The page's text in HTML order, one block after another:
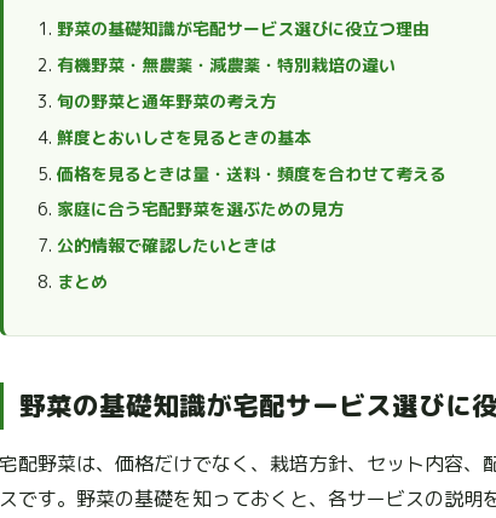
野菜の基礎知識が宅配サービス選びに役立つ理由
有機野菜・無農薬・減農薬・特別栽培の違い
旬の野菜と通年野菜の考え方
鮮度とおいしさを見るときの基本
価格を見るときは量・送料・頻度を合わせて考える
家庭に合う宅配野菜を選ぶための見方
公的情報で確認したいときは
まとめ
野菜の基礎知識が宅配サービス選びに
宅配野菜は、価格だけでなく、栽培方針、セット内容
スです。野菜の基礎を知っておくと、各サービスの説